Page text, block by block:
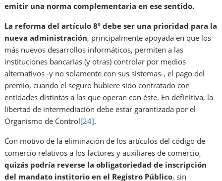
emitir una norma complementaria en ese sentido.
La reforma del artículo 8º debe ser una prioridad para la
nueva administración, principalmente apoyada en que los
más nuevos desarrollos informáticos, permiten a las
instituciones bancarias (y otras) controlar por medios
alternativos -y no solamente con sus sistemas-, el pago del
premio, cuando el seguro hubiere sido contratado con
entidades distintas a las que operan con éste. En definitiva, la
libertad de intermediación debe estar garantizada por el
Organismo de Control[24].
Con motivo de la eliminación de los artículos del código de
comercio relativos a los factores y auxiliares de comercio,
quizás podría reverse la obligatoriedad de inscripción
del mandato institorio en el Registro Público, sin